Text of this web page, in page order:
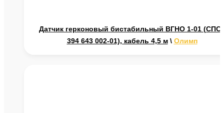
Датчик герконовый бистабильный ВГНО 1-01
394 643 002-01), кабель 4,5 м\ Олимп